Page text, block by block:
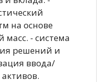
на основе
масс. - система
решений и
ввода/